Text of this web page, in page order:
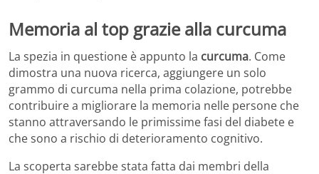
Memoria al top grazie alla curcuma
La spezia in questione è appunto la curcuma. Come
dimostra una nuova ricerca, aggiungere un solo
grammo di curcuma nella prima colazione, potrebbe
contribuire a migliorare la memoria nelle persone che
stanno attraversando le primissime fasi del diabete e
che sono a rischio di deterioramento cognitivo.
La scoperta sarebbe stata fatta dai membri della